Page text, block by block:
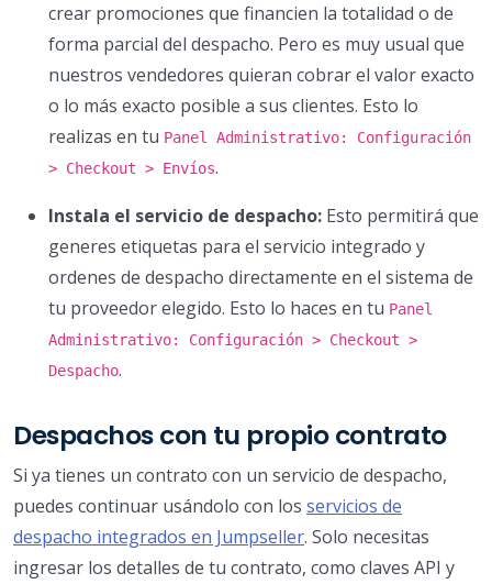
crear promociones que financien la totalidad o de
forma parcial del despacho. Pero es muy usual que
nuestros vendedores quieran cobrar el valor exacto
o lo más exacto posible a sus clientes. Esto lo
realizas en tu Panel Administrativo: Configuración
> Checkout > Envíos.
Instala el servicio de despacho: Esto permitirá que
generes etiquetas para el servicio integrado y
ordenes de despacho directamente en el sistema de
tu proveedor elegido. Esto lo haces en tu Panel
Administrativo: Configuración > Checkout >
Despacho.
Despachos con tu propio contrato
Si ya tienes un contrato con un servicio de despacho,
puedes continuar usándolo con los servicios de
despacho integrados en Jumpseller. Solo necesitas
ingresar los detalles de tu contrato, como claves API y